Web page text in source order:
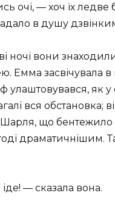
очі, — хоч їх
в душу
ночі вони
Емма засвічувала
улаштовувався, як
вся
що бентежило
драматичнішим.
— сказала вона.